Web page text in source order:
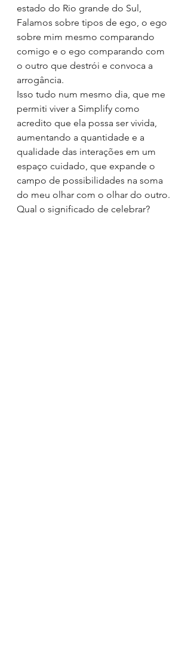
estado do Rio grande do Sul,
Falamos sobre tipos de ego, o ego
sobre mim mesmo comparando
comigo e o ego comparando com
o outro que destrói e convoca a
arrogância.
Isso tudo num mesmo dia, que me
permiti viver a Simplify como
acredito que ela possa ser vivida,
aumentando a quantidade e a
qualidade das interações em um
espaço cuidado, que expande o
campo de possibilidades na soma
do meu olhar com o olhar do outro.
Qual o significado de celebrar?